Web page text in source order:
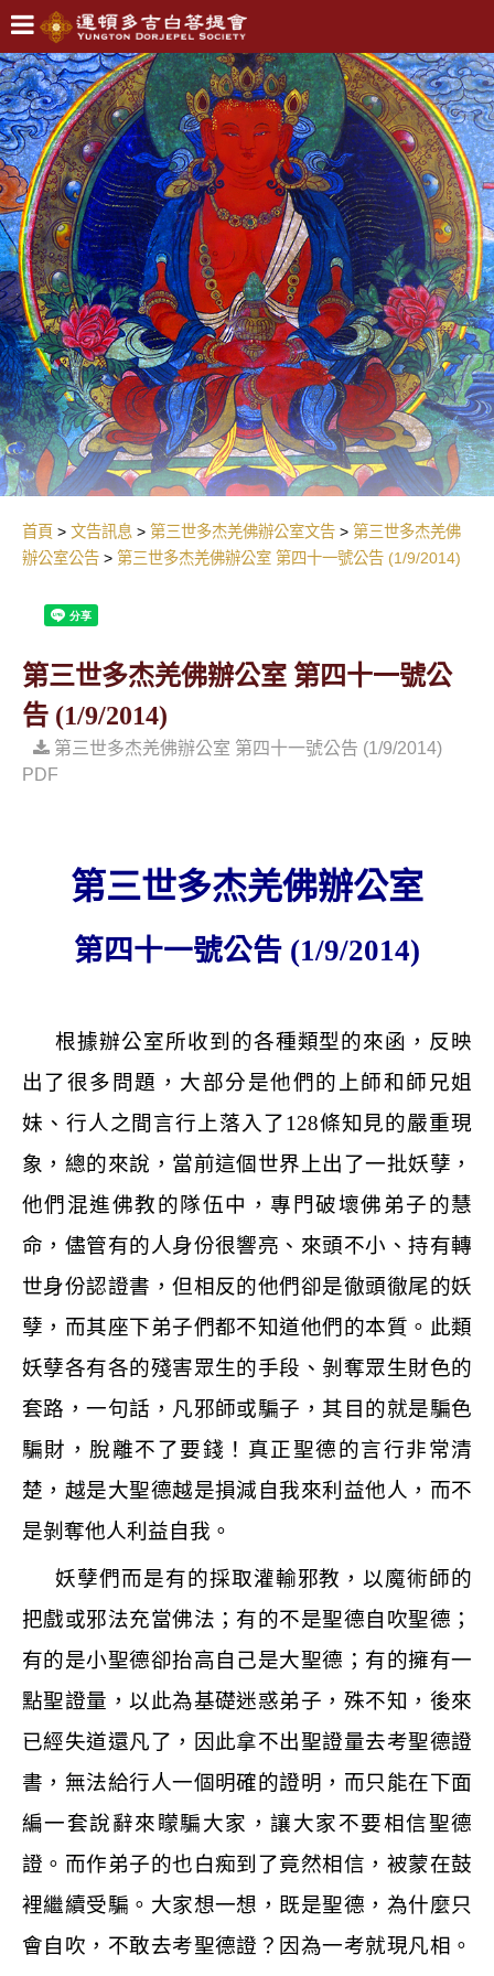
首頁 文告訊息 第三世多杰羌佛辦公室文告
第三世多杰羌佛
辦公室公告
第三世多杰羌佛辦公室 第四十一號公告 (1/9/2014)
第三世多杰羌佛辦公室 第四十一號公
告 (1/9/2014)
第三世多杰羌佛辦公室 第四十一號公告 (1/9/2014)
PDF
第三世多杰羌佛辦公室
第四十一號公告 (1/9/2014)
根據辦公室所收到的各種類型的來函，反映
出了很多問題，大部分是他們的上師和師兄姐
妹、行人之間言行上落入了128條知見的嚴重現
象，總的來說，當前這個世界上出了一批妖孽，
他們混進佛教的隊伍中，專門破壞佛弟子的慧
命，儘管有的人身份很響亮、來頭不小、持有轉
世身份認證書，但相反的他們卻是徹頭徹尾的妖
孽，而其座下弟子們都不知道他們的本質。此類
妖孽各有各的殘害眾生的手段、剝奪眾生財色的
套路，一句話，凡邪師或騙子，其目的就是騙色
騙財，脫離不了要錢！真正聖德的言行非常清
楚，越是大聖德越是損減自我來利益他人，而不
是剝奪他人利益自我。
妖孽們而是有的採取灌輸邪教，以魔術師的
把戲或邪法充當佛法；有的不是聖德自吹聖德；
有的是小聖德卻抬高自己是大聖德；有的擁有一
點聖證量，以此為基礎迷惑弟子，殊不知，後來
已經失道還凡了，因此拿不出聖證量去考聖德證
書，無法給行人一個明確的證明，而只能在下面
編一套說辭來矇騙大家，讓大家不要相信聖德
證。而作弟子的也白痴到了竟然相信，被蒙在鼓
裡繼續受騙。大家想一想，既是聖德，為什麼只
會自吹，不敢去考聖德證？因為一考就現凡相。